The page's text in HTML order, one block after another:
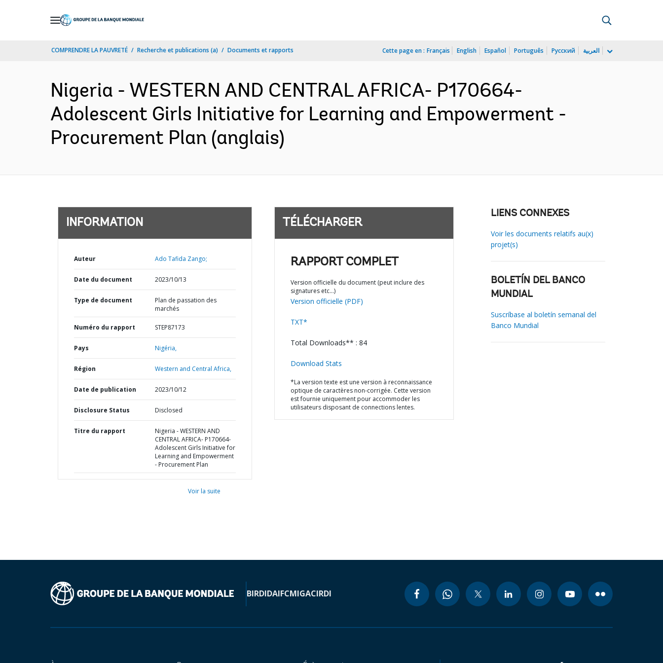
COMPRENDRE LA PAUVRETÉ Recherche et publications (a) Documents et rapports Cette page en : Français English Español Português Русский العربية
Nigeria - WESTERN AND CENTRAL AFRICA- P170664-
Adolescent Girls Initiative for Learning and Empowerment -
Procurement Plan (anglais)
INFORMATION
Auteur Ado Tafida Zango;
Date du document 2023/10/13
Type de document
Plan de passation des
marchés
Numéro du rapport STEP87173
Pays Nigéria,
Région Western and Central Africa,
Date de publication 2023/10/12
Disclosure Status Disclosed
Titre du rapport
Nigeria - WESTERN AND
CENTRAL AFRICA- P170664-
Adolescent Girls Initiative for
Learning and Empowerment
- Procurement Plan
Voir la suite
TÉLÉCHARGER
RAPPORT COMPLET
Version officielle du document (peut inclure des
signatures etc…)
Version officielle (PDF)
TXT*
Total Downloads** : 84
Download Stats
*La version texte est une version à reconnaissance
optique de caractères non-corrigée. Cette version
est fournie uniquement pour accommoder les
utilisateurs disposant de connections lentes.
LIENS CONNEXES
Voir les documents relatifs au(x)
projet(s)
BOLETÍN DEL BANCO
MUNDIAL
Suscríbase al boletín semanal del
Banco Mundial
BIRDIDAIFCMIGACIRDI